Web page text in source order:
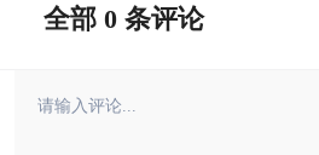
全部 0 条评论